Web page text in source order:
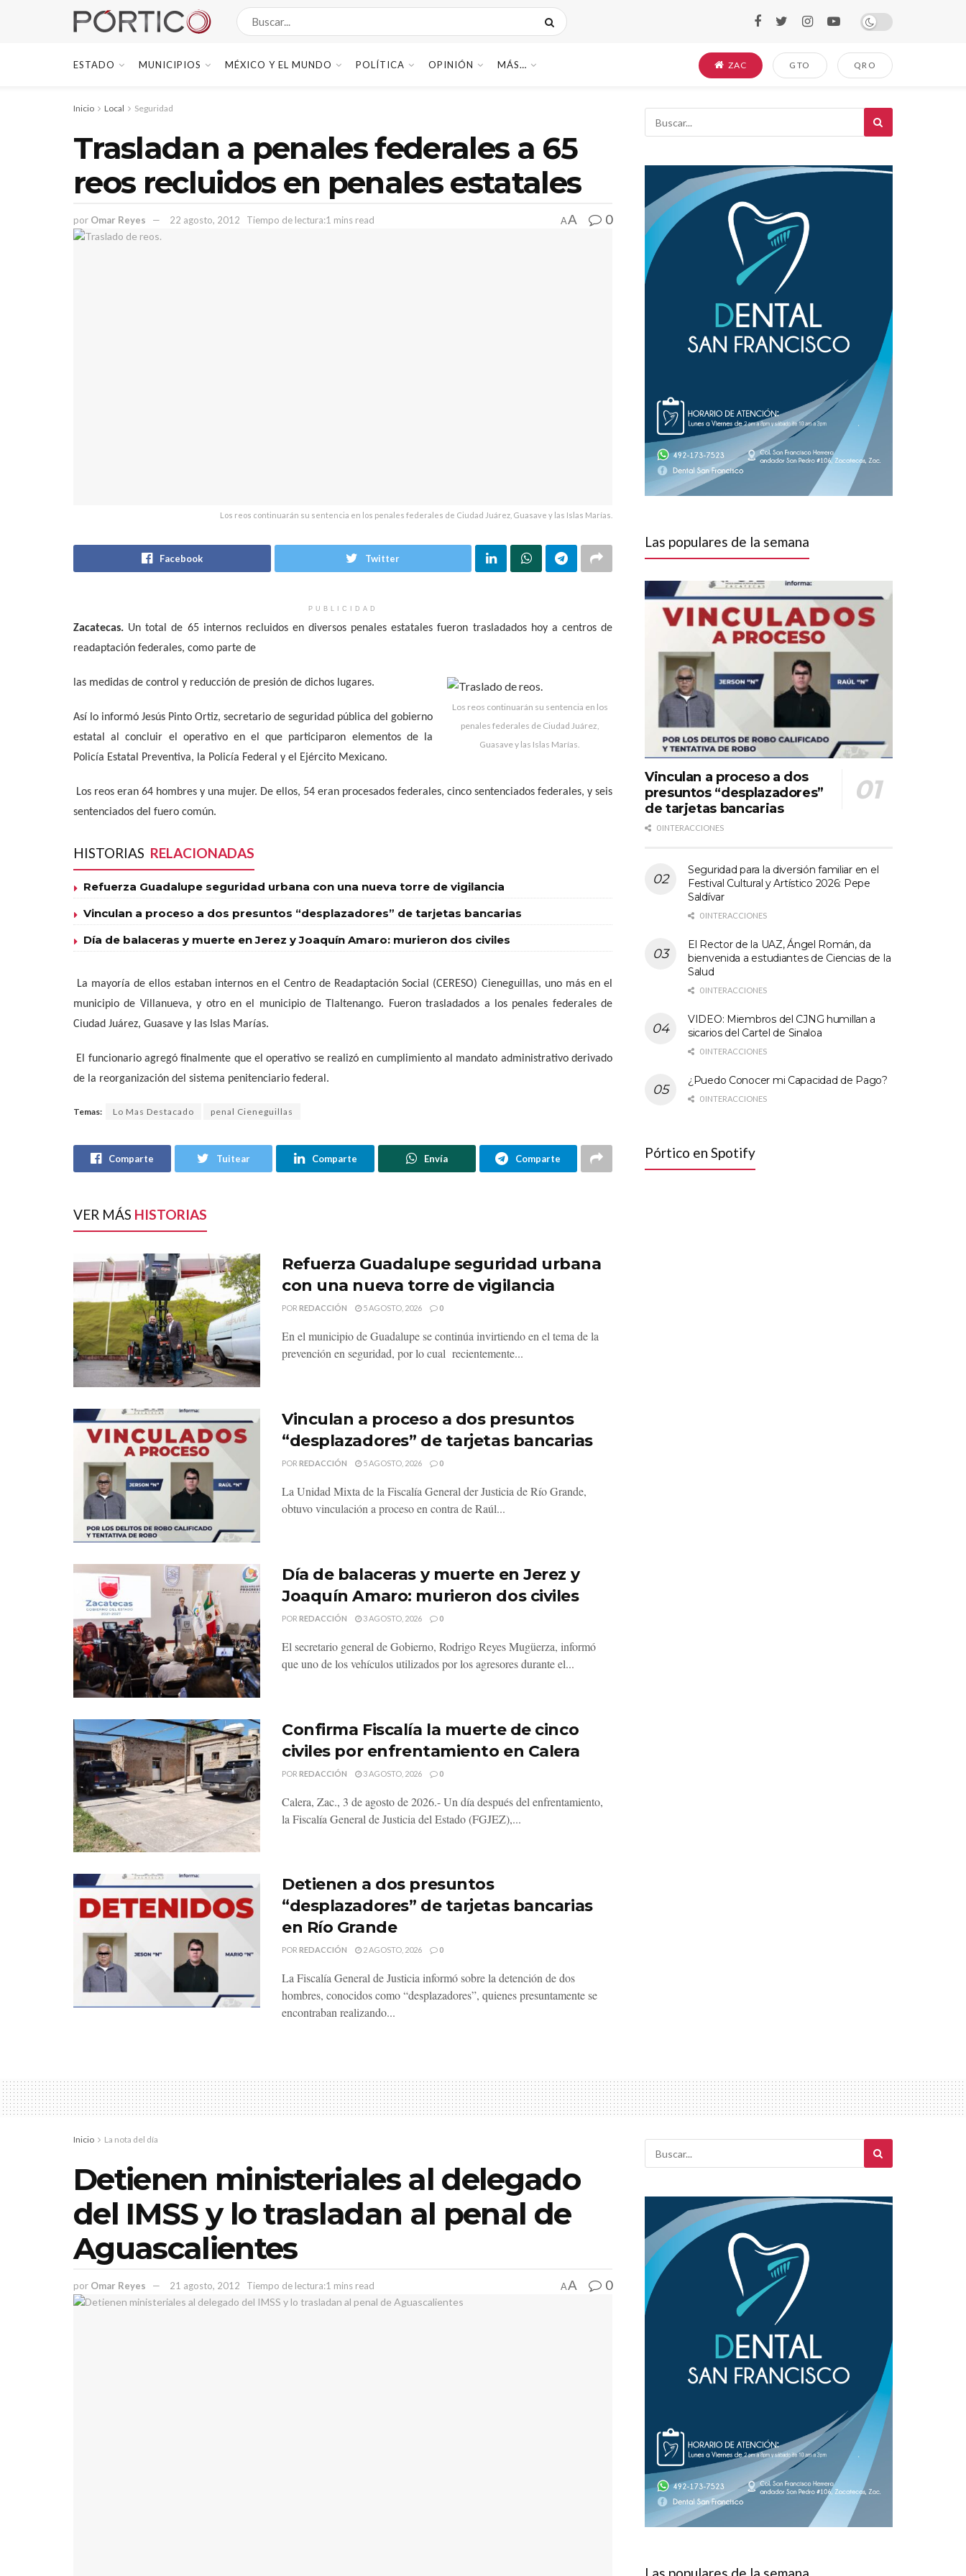
ESTADO MUNICIPIOS MÉXICO Y EL MUNDO POLÍTICA OPINIÓN MÁS… ZAC GTO QRO
Inicio Local Seguridad
Trasladan a penales federales a 65
reos recluidos en penales estatales
por Omar Reyes 22 agosto, 2012 Tiempo de lectura:1 mins read AA 0
Los reos continuarán su sentencia en los penales federales de Ciudad Juárez, Guasave y las Islas Marías.
Facebook Twitter
PUBLICIDAD
Zacatecas. Un total de 65 internos recluidos en diversos penales estatales fueron trasladados hoy a centros de
readaptación federales, como parte de
Los reos continuarán su sentencia en los
penales federales de Ciudad Juárez,
Guasave y las Islas Marías.
las medidas de control y reducción de presión de dichos lugares.
Así lo informó Jesús Pinto Ortiz, secretario de seguridad pública del gobierno
estatal al concluir el operativo en el que participaron elementos de la
Policía Estatal Preventiva, la Policía Federal y el Ejército Mexicano.
Los reos eran 64 hombres y una mujer. De ellos, 54 eran procesados federales, cinco sentenciados federales, y seis
sentenciados del fuero común.
HISTORIAS RELACIONADAS
Refuerza Guadalupe seguridad urbana con una nueva torre de vigilancia
Vinculan a proceso a dos presuntos “desplazadores” de tarjetas bancarias
Día de balaceras y muerte en Jerez y Joaquín Amaro: murieron dos civiles
La mayoría de ellos estaban internos en el Centro de Readaptación Social (CERESO) Cieneguillas, uno más en el
municipio de Villanueva, y otro en el municipio de Tlaltenango. Fueron trasladados a los penales federales de
Ciudad Juárez, Guasave y las Islas Marías.
El funcionario agregó finalmente que el operativo se realizó en cumplimiento al mandato administrativo derivado
de la reorganización del sistema penitenciario federal.
Temas: Lo Mas Destacado penal Cieneguillas
Comparte Tuitear Comparte Envía Comparte
VER MÁS HISTORIAS
Refuerza Guadalupe seguridad urbana
con una nueva torre de vigilancia
POR REDACCIÓN 5 AGOSTO, 2026 0
En el municipio de Guadalupe se continúa invirtiendo en el tema de la
prevención en seguridad, por lo cual recientemente...
Vinculan a proceso a dos presuntos
“desplazadores” de tarjetas bancarias
POR REDACCIÓN 5 AGOSTO, 2026 0
La Unidad Mixta de la Fiscalía General der Justicia de Río Grande,
obtuvo vinculación a proceso en contra de Raúl...
Día de balaceras y muerte en Jerez y
Joaquín Amaro: murieron dos civiles
POR REDACCIÓN 3 AGOSTO, 2026 0
El secretario general de Gobierno, Rodrigo Reyes Mugüerza, informó
que uno de los vehículos utilizados por los agresores durante el...
Confirma Fiscalía la muerte de cinco
civiles por enfrentamiento en Calera
POR REDACCIÓN 3 AGOSTO, 2026 0
Calera, Zac., 3 de agosto de 2026.- Un día después del enfrentamiento,
la Fiscalía General de Justicia del Estado (FGJEZ),...
Detienen a dos presuntos
“desplazadores” de tarjetas bancarias
en Río Grande
POR REDACCIÓN 2 AGOSTO, 2026 0
La Fiscalía General de Justicia informó sobre la detención de dos
hombres, conocidos como “desplazadores”, quienes presuntamente se
encontraban realizando...
Las populares de la semana
Vinculan a proceso a dos
presuntos “desplazadores”
de tarjetas bancarias
0 INTERACCIONES
Seguridad para la diversión familiar en el
Festival Cultural y Artístico 2026: Pepe
Saldívar
0 INTERACCIONES
El Rector de la UAZ, Ángel Román, da
bienvenida a estudiantes de Ciencias de la
Salud
0 INTERACCIONES
VIDEO: Miembros del CJNG humillan a
sicarios del Cartel de Sinaloa
0 INTERACCIONES
¿Puedo Conocer mi Capacidad de Pago?
0 INTERACCIONES
Pórtico en Spotify
Inicio La nota del día
Detienen ministeriales al delegado
del IMSS y lo trasladan al penal de
Aguascalientes
por Omar Reyes 21 agosto, 2012 Tiempo de lectura:1 mins read AA 0